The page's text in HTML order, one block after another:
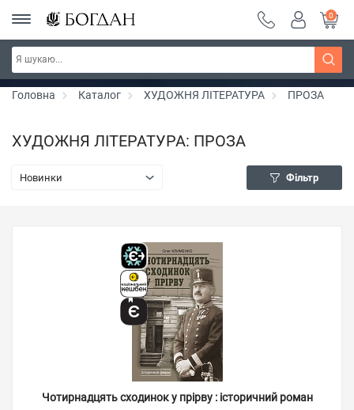
РОЗПРОДАЖ ~ 150 грн ~ 200 грн ~ 250 грн ~
300 грн ~ РОЗПРОДАЖ
Дізнатись більше
0
Головна Каталог ХУДОЖНЯ ЛІТЕРАТУРА ПРОЗА
ХУДОЖНЯ ЛІТЕРАТУРА: ПРОЗА
Новинки Фільтр
Чотирнадцять сходинок у прірву : історичний роман